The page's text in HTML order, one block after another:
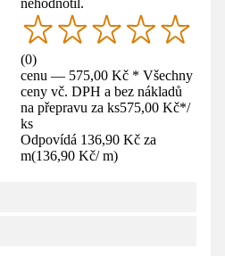
nehodnotil.
(0)
cenu — 575,00 Kč * Všechny
ceny vč. DPH a bez nákladů
na přepravu za ks575,00 Kč*/
ks
Odpovídá 136,90 Kč za
m(136,90 Kč/ m)